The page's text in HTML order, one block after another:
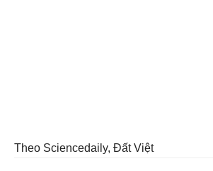
Theo Sciencedaily, Đất Việt